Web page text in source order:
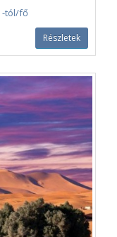
-tól/fő
Részletek